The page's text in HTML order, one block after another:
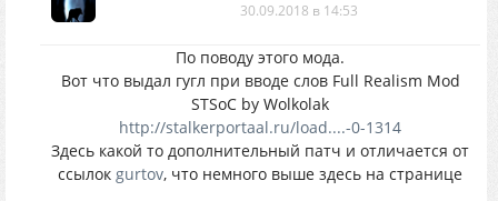
30.09.2018 в 14:53
По поводу этого мода.
Вот что выдал гугл при вводе слов Full Realism Mod
STSoC by Wolkolak
http://stalkerportaal.ru/load....-0-1314
Здесь какой то дополнительный патч и отличается от
ссылок gurtov, что немного выше здесь на странице